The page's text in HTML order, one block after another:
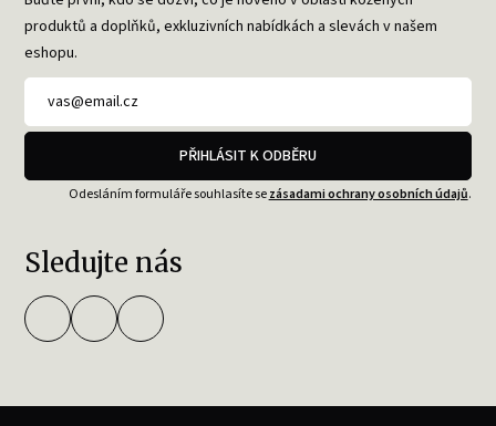
produktů a doplňků, exkluzivních nabídkách a slevách v našem
eshopu.
PŘIHLÁSIT K ODBĚRU
Odesláním formuláře souhlasíte sezásadami ochrany osobních údajů.
Sledujte nás